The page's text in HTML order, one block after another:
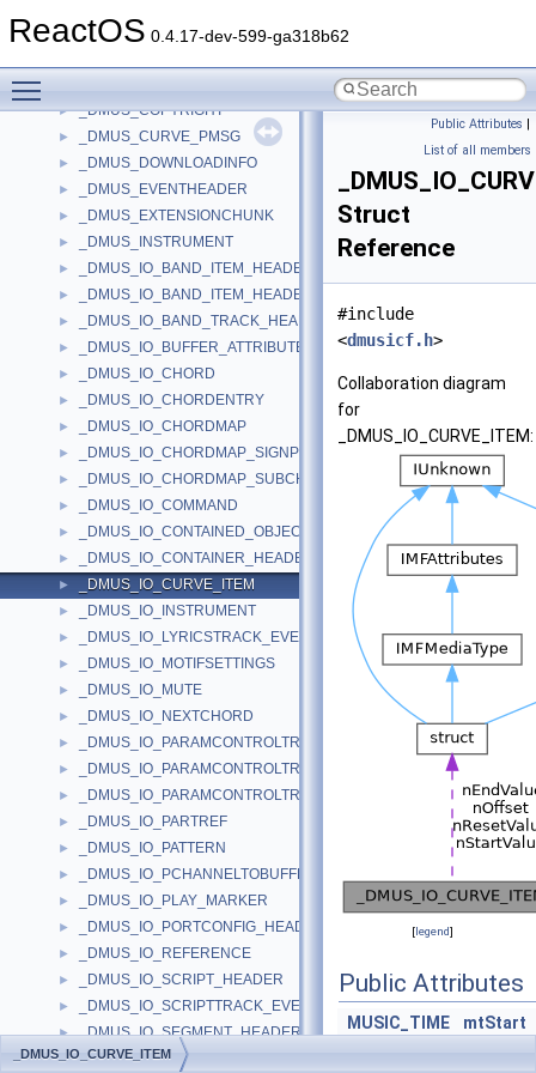
ReactOS 0.4.17-dev-599-ga318b62
► _DMUS_CLOCKINFO8
► _DMUS_COPYRIGHT
► _DMUS_CURVE_PMSG
► _DMUS_DOWNLOADINFO
► _DMUS_EVENTHEADER
► _DMUS_EXTENSIONCHUNK
► _DMUS_INSTRUMENT
► _DMUS_IO_BAND_ITEM_HEADER
► _DMUS_IO_BAND_ITEM_HEADER2
► _DMUS_IO_BAND_TRACK_HEADER
► _DMUS_IO_BUFFER_ATTRIBUTES_HEADER
► _DMUS_IO_CHORD
► _DMUS_IO_CHORDENTRY
► _DMUS_IO_CHORDMAP
► _DMUS_IO_CHORDMAP_SIGNPOST
► _DMUS_IO_CHORDMAP_SUBCHORD
► _DMUS_IO_COMMAND
► _DMUS_IO_CONTAINED_OBJECT_HEADER
► _DMUS_IO_CONTAINER_HEADER
► _DMUS_IO_CURVE_ITEM
► _DMUS_IO_INSTRUMENT
► _DMUS_IO_LYRICSTRACK_EVENTHEADER
► _DMUS_IO_MOTIFSETTINGS
► _DMUS_IO_MUTE
► _DMUS_IO_NEXTCHORD
► _DMUS_IO_PARAMCONTROLTRACK_CURVEINFO
► _DMUS_IO_PARAMCONTROLTRACK_OBJECTHEADER
► _DMUS_IO_PARAMCONTROLTRACK_PARAMHEADER
► _DMUS_IO_PARTREF
► _DMUS_IO_PATTERN
► _DMUS_IO_PCHANNELTOBUFFER_HEADER
► _DMUS_IO_PLAY_MARKER
► _DMUS_IO_PORTCONFIG_HEADER
► _DMUS_IO_REFERENCE
► _DMUS_IO_SCRIPT_HEADER
► _DMUS_IO_SCRIPTTRACK_EVENTHEADER
► _DMUS_IO_SEGMENT_HEADER
► _DMUS_IO_SEGMENT_ITEM_HEADER
Public Attributes |
List of all members
Struct
Reference
#include
<dmusicf.h>
Collaboration diagram
for
_DMUS_IO_CURVE_ITEM:
[legend]
Public Attributes
MUSIC_TIME
mtStart
_DMUS_IO_CURVE_ITEM